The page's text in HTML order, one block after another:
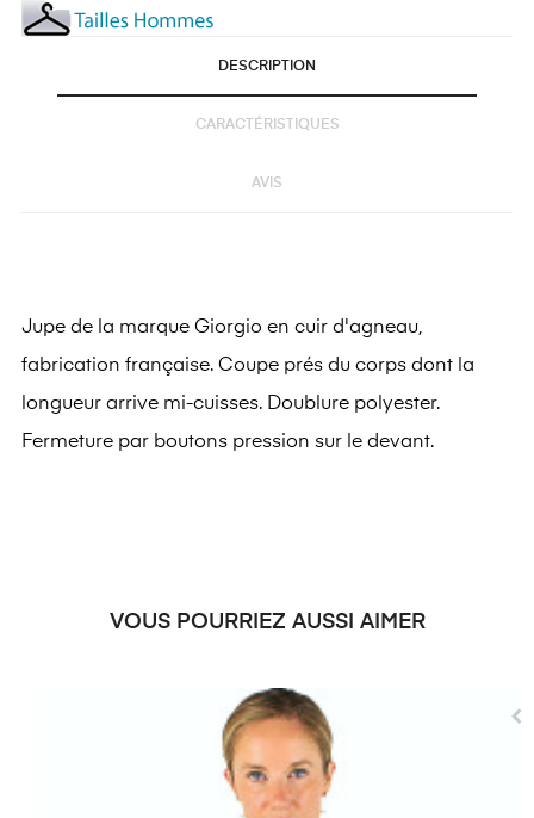
DESCRIPTION
CARACTÉRISTIQUES
AVIS
Jupe de la marque Giorgio en cuir d'agneau,
fabrication française. Coupe prés du corps dont la
longueur arrive mi-cuisses. Doublure polyester.
Fermeture par boutons pression sur le devant.
VOUS POURRIEZ AUSSI AIMER